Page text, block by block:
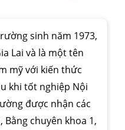
sinh năm 1973,
Lai và là một tên
mỹ với kiến thức
khi tốt nghiệp Nội
được nhận các
Bằng chuyên khoa 1,